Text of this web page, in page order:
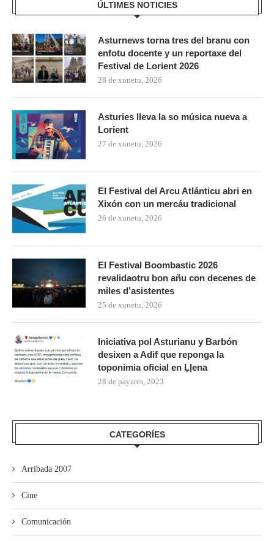
ÚLTIMES NOTICIES
Asturnews torna tres del branu con
enfotu docente y un reportaxe del
Festival de Lorient 2026
28 de xunetu, 2026
Asturies lleva la so música nueva a
Lorient
27 de xunetu, 2026
El Festival del Arcu Atlánticu abri en
Xixón con un mercáu tradicional
26 de xunetu, 2026
El Festival Boombastic 2026
revalidaotru bon añu con decenes de
miles d’asistentes
25 de xunetu, 2026
Iniciativa pol Asturianu y Barbón
desixen a Adif que reponga la
toponimia oficial en Ḷḷena
28 de payares, 2023
CATEGORÍES
Arribada 2007
Cine
Comunicación